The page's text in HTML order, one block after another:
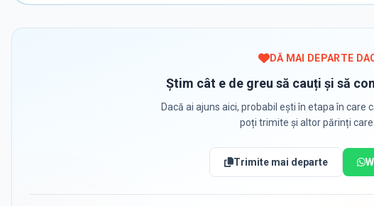
DĂ MAI DEPARTE
Știm cât e de greu să cauți și să
Dacă ai ajuns aici, probabil ești în etapa în care
poți trimite și altor părinți
Trimite mai departe